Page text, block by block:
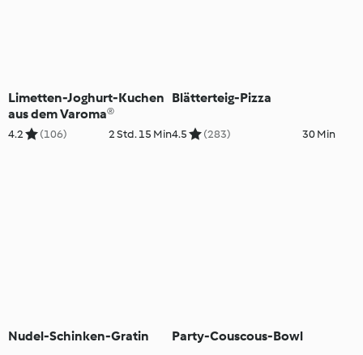
Limetten-Joghurt-Kuchen
aus dem Varoma®
4.2 (106) 2 Std. 15 Min
Blätterteig-Pizza
4.5 (283) 30 Min
Nudel-Schinken-Gratin Party-Couscous-Bowl